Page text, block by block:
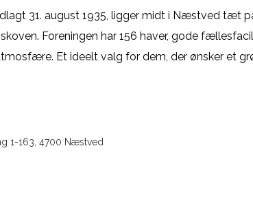
31. august 1935, ligger midt i Næstved tæt
Foreningen har 156 haver, gode
Et ideelt valg for dem, der ønsker et
1-163, 4700 Næstved